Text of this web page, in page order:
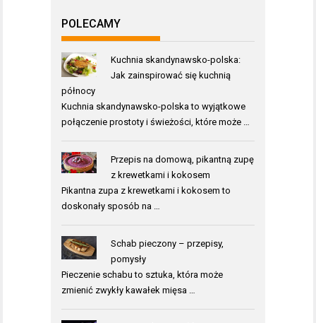
POLECAMY
Kuchnia skandynawsko-polska:
Jak zainspirować się kuchnią
północy
Kuchnia skandynawsko-polska to wyjątkowe
połączenie prostoty i świeżości, które może …
Przepis na domową, pikantną zupę
z krewetkami i kokosem
Pikantna zupa z krewetkami i kokosem to
doskonały sposób na …
Schab pieczony – przepisy,
pomysły
Pieczenie schabu to sztuka, która może
zmienić zwykły kawałek mięsa …